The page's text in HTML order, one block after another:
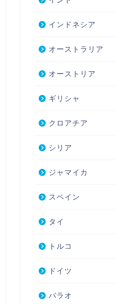
インドネシア
オーストラリア
オーストリア
ギリシャ
クロアチア
シリア
ジャマイカ
スペイン
タイ
トルコ
ドイツ
パラオ